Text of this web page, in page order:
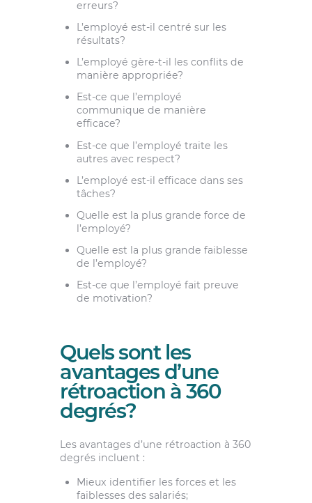
erreurs?
L’employé est-il centré sur les
résultats?
L’employé gère-t-il les conflits de
manière appropriée?
Est-ce que l’employé
communique de manière
efficace?
Est-ce que l’employé traite les
autres avec respect?
L’employé est-il efficace dans ses
tâches?
Quelle est la plus grande force de
l’employé?
Quelle est la plus grande faiblesse
de l’employé?
Est-ce que l’employé fait preuve
de motivation?
Quels sont les
avantages d’une
rétroaction à 360
degrés?
Les avantages d’une rétroaction à 360
degrés incluent :
Mieux identifier les forces et les
faiblesses des salariés;